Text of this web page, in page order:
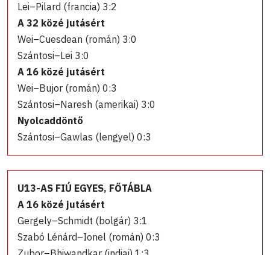
Lei–Pilard (francia) 3:2
A 32 közé jutásért
Wei–Cuesdean (román) 3:0
Szántosi–Lei 3:0
A 16 közé jutásért
Wei–Bujor (román) 0:3
Szántosi–Naresh (amerikai) 3:0
Nyolcaddöntő
Szántosi–Gawlas (lengyel) 0:3
U13-AS FIÚ EGYES, FŐTÁBLA
A 16 közé jutásért
Gergely–Schmidt (bolgár) 3:1
Szabó Lénárd–Ionel (román) 0:3